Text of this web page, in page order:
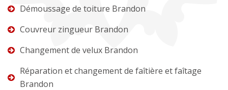
Démoussage de toiture Brandon
Couvreur zingueur Brandon
Changement de velux Brandon
Réparation et changement de faîtière et faîtage
Brandon